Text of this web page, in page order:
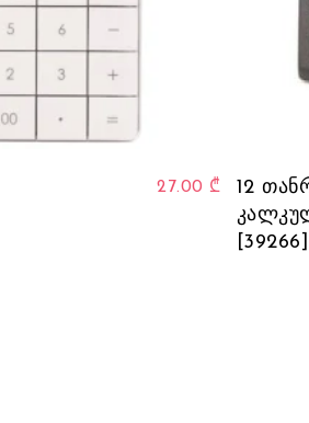
27.00 ₾
This product has multiple
12
[39266]